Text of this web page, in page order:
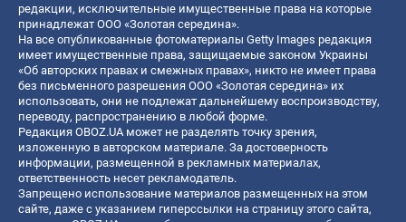
редакции, исключительные имущественные права на которые
принадлежат ООО «Золотая середина».
На все опубликованные фотоматериалы Getty Images редакция
имеет имущественные права, защищаемые законом Украины
«Об авторских правах и смежных правах», никто не имеет права
без письменного разрешения ООО «Золотая середина» их
использовать, они не подлежат дальнейшему воспроизводству,
переводу, распространению в любой форме.
Редакция OBOZ.UA может не разделять точку зрения,
изложенную в авторском материале. За достоверность
информации, размещенной в рекламных материалах,
ответственность несет рекламодатель.
Запрещено использование материалов размещенных на этом
сайте, даже с указанием гиперссылки на страницу этого сайта,